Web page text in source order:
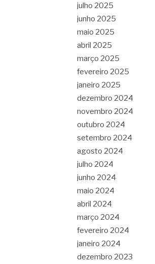
julho 2025
junho 2025
maio 2025
abril 2025
março 2025
fevereiro 2025
janeiro 2025
dezembro 2024
novembro 2024
outubro 2024
setembro 2024
agosto 2024
julho 2024
junho 2024
maio 2024
abril 2024
março 2024
fevereiro 2024
janeiro 2024
dezembro 2023